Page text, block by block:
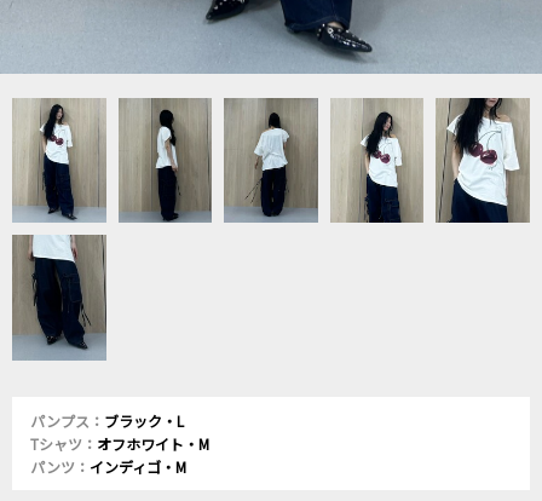
パンプス： ブラック・L
Tシャツ： オフホワイト・M
パンツ： インディゴ・M